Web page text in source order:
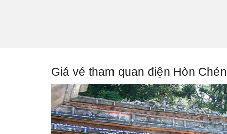
Giá vé tham quan điện Hòn Chén